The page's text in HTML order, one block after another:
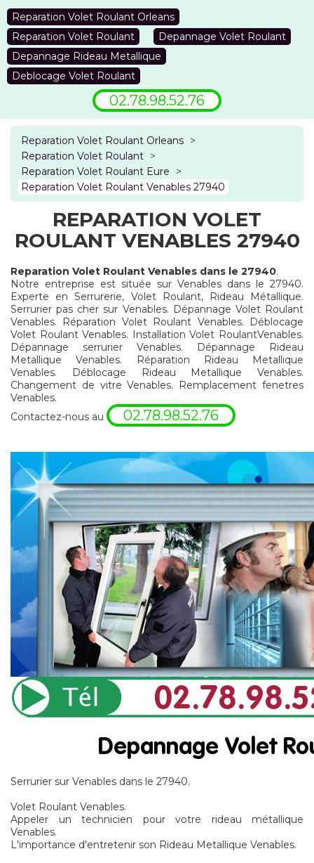
Reparation Volet Roulant Orleans
Reparation Volet Roulant
Depannage Volet Roulant
Depannage Rideau Metallique
Deblocage Volet Roulant
02.78.98.52.76
Reparation Volet Roulant Orleans >
Reparation Volet Roulant >
Reparation Volet Roulant Eure
>
Reparation Volet Roulant Venables 27940
REPARATION VOLET
ROULANT VENABLES 27940
Reparation Volet Roulant Venables dans le 27940.
Notre entreprise est située sur Venables dans le 27940.
Experte en Serrurerie, Volet Roulant, Rideau Métallique.
Serrurier pas cher sur Venables. Dépannage Volet Roulant
Venables. Réparation Volet Roulant Venables. Déblocage
Volet Roulant Venables. Installation Volet RoulantVenables.
Dépannage serrurier Venables. Dépannage Rideau
Metallique Venables. Réparation Rideau Metallique
Venables. Déblocage Rideau Metallique Venables.
Changement de vitre Venables. Remplacement fenetres
Venables.
Contactez-nous au
02.78.98.52.76
Serrurier sur Venables dans le 27940.
Volet Roulant Venables.
Appeler un technicien pour votre rideau métallique
Venables.
L'importance d'entretenir son Rideau Metallique Venables.